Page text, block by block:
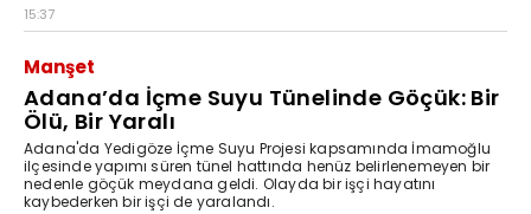
15:37
Manşet
Adana’da İçme Suyu Tünelinde Göçük: Bir
Ölü, Bir Yaralı
Adana'da Yedigöze İçme Suyu Projesi kapsamında İmamoğlu
ilçesinde yapımı süren tünel hattında henüz belirlenemeyen bir
nedenle göçük meydana geldi. Olayda bir işçi hayatını
kaybederken bir işçi de yaralandı.